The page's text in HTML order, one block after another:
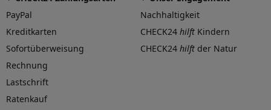
PayPal
Kreditkarten
Sofortüberweisung
Rechnung
Lastschrift
Ratenkauf
Nachhaltigkeit
CHECK24 hilft Kindern
CHECK24 hilft der Natur